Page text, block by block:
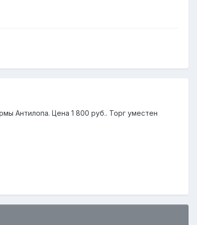
Антилопа. Цена 1 800 руб.. Торг уместен